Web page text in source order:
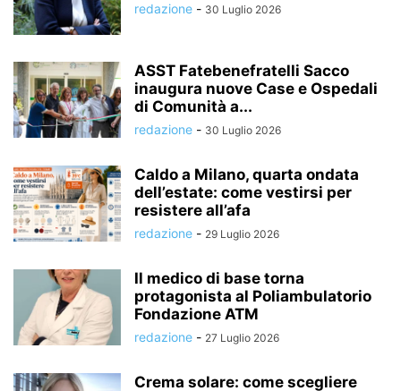
redazione - 30 Luglio 2026
ASST Fatebenefratelli Sacco
inaugura nuove Case e Ospedali
di Comunità a...
redazione - 30 Luglio 2026
Caldo a Milano, quarta ondata
dell’estate: come vestirsi per
resistere all’afa
redazione - 29 Luglio 2026
Il medico di base torna
protagonista al Poliambulatorio
Fondazione ATM
redazione - 27 Luglio 2026
Crema solare: come scegliere